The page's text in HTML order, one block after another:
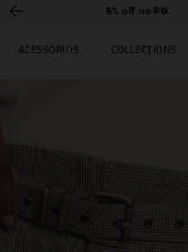
Compre
ACESSÓRIOS COLLECTIONS